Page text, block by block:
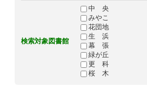
検索対象図書館
中 央
みやこ
花団地
生 浜
幕 張
緑が丘
更 科
桜 木